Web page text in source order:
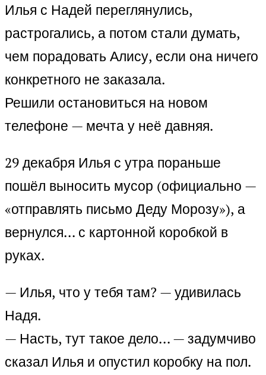
Илья с Надей переглянулись,
растрогались, а потом стали думать,
чем порадовать Алису, если она ничего
конкретного не заказала.
Решили остановиться на новом
телефоне — мечта у неё давняя.
29 декабря Илья с утра пораньше
пошёл выносить мусор (официально —
«отправлять письмо Деду Морозу»), а
вернулся… с картонной коробкой в
руках.
— Илья, что у тебя там? — удивилась
Надя.
— Насть, тут такое дело… — задумчиво
сказал Илья и опустил коробку на пол.